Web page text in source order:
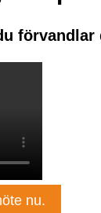
nu.